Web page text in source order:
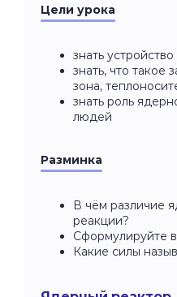
Цели урока
знать
знать, что такое
зона,
знать роль
людей
Разминка
В чём различие
реакции?
Сформулируйте
Какие силы